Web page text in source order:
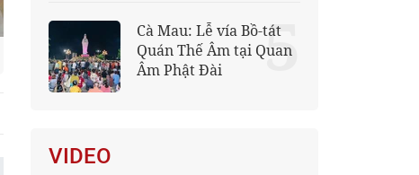
Cà Mau: Lễ vía Bồ-tát
Quán Thế Âm tại Quan
Âm Phật Đài
5
VIDEO